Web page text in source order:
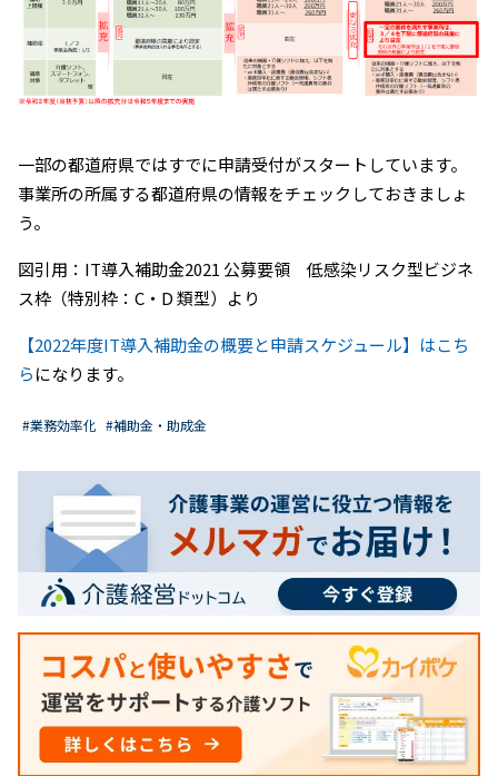
一部の都道府県ではすでに申請受付がスタートしています。
事業所の所属する都道府県の情報をチェックしておきましょ
う。
図引用：IT導入補助金2021 公募要領 低感染リスク型ビジネ
ス枠（特別枠：C・D 類型）より
【2022年度IT導入補助金の概要と申請スケジュール】はこち
らになります。
#業務効率化 #補助金・助成金